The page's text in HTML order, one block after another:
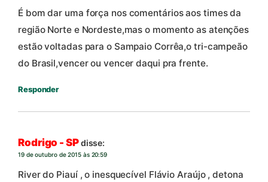
É bom dar uma força nos comentários aos times da
região Norte e Nordeste,mas o momento as atenções
estão voltadas para o Sampaio Corrêa,o tri-campeão
do Brasil,vencer ou vencer daqui pra frente.
Responder
Rodrigo - SPdisse:
19 de outubro de 2015 às 20:59
River do Piauí , o inesquecível Flávio Araújo , detona